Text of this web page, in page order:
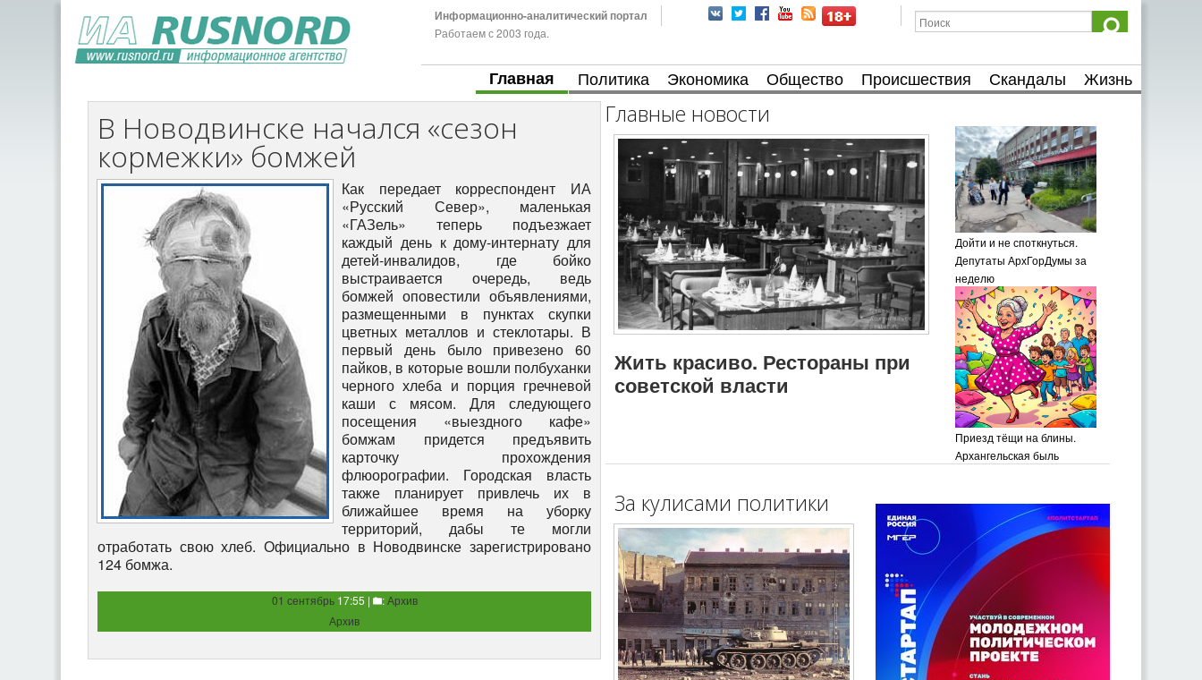
Информационно-аналитический портал
Работаем с 2003 года.
Главная Политика Экономика Общество Происшествия Скандалы Жизнь
В Новодвинске начался «сезон
кормежки» бомжей
Как передает корреспондент ИА
«Русский Север», маленькая
«ГАЗель» теперь подъезжает
каждый день к дому-интернату для
детей-инвалидов, где бойко
выстраивается очередь, ведь
бомжей оповестили объявлениями,
размещенными в пунктах скупки
цветных металлов и стеклотары. В
первый день было привезено 60
пайков, в которые вошли полбуханки
черного хлеба и порция гречневой
каши с мясом. Для следующего
посещения «выездного кафе»
бомжам придется предъявить
карточку прохождения
флюорографии. Городская власть
также планирует привлечь их в
ближайшее время на уборку
территорий, дабы те могли
отработать свою хлеб. Официально в Новодвинске зарегистрировано
124 бомжа.
01 сентябрь17:55 | :Архив
Архив
Главные новости
Жить красиво. Рестораны при
советской власти
Дойти и не споткнуться.
Депутаты АрхГорДумы за
неделю
Приезд тёщи на блины.
Архангельская быль
За кулисами политики